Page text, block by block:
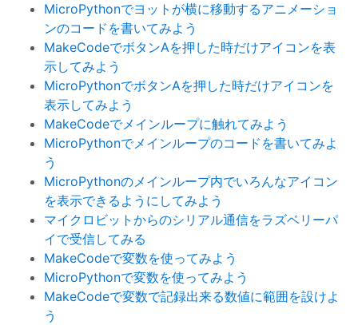
MicroPythonでヨットが横に移動するアニメーショ
ンのコードを書いてみよう
MakeCodeでボタンAを押した時だけアイコンを表
示してみよう
MicroPythonでボタンAを押した時だけアイコンを
表示してみよう
MakeCodeでメインループに触れてみよう
MicroPythonでメインループのコードを書いてみよ
う
MicroPythonのメインループ内でいろんなアイコン
を表示できるようにしてみよう
マイクロビットからのシリアル通信をラズベリーパ
イで受信してみる
MakeCodeで変数を使ってみよう
MicroPythonで変数を使ってみよう
MakeCodeで変数で記録出来る数値に範囲を設けよ
う